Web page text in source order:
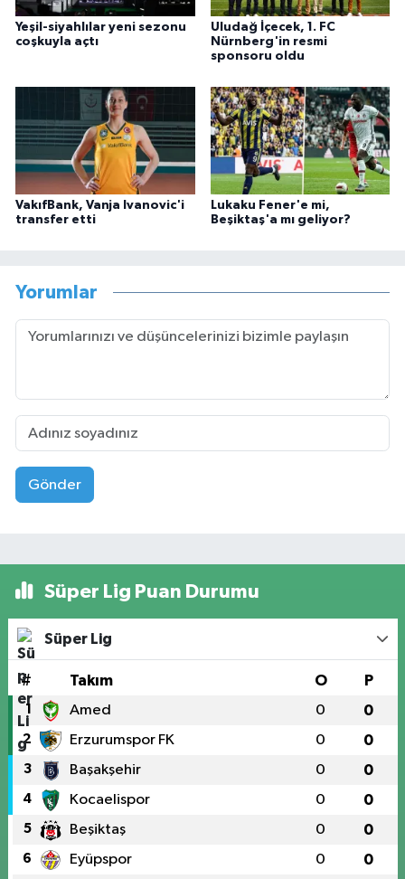
Yeşil-siyahlılar yeni sezonu
coşkuyla açtı
Uludağ İçecek, 1. FC
Nürnberg'in resmi
sponsoru oldu
VakıfBank, Vanja Ivanovic'i
transfer etti
Lukaku Fener'e mi,
Beşiktaş'a mı geliyor?
Yorumlar
Gönder
Süper Lig Puan Durumu
Süper Lig
# Takım O P
1 Amed 0 0
2 Erzurumspor FK 0 0
3 Başakşehir 0 0
4 Kocaelispor 0 0
5 Beşiktaş 0 0
6 Eyüpspor 0 0